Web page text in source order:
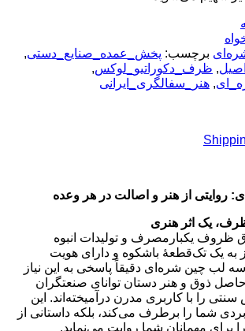
برچسب: پخش_عمده_صنایع_دستی,
, ظرف_دکوراتیو_لوکس,
, هنر_سفالگری_ایرانی
روایتی از هنر و اصالت در هر وعده
یک اثر هنری
ظروف یکبارمصرف و تولیدات انبوه
به یک تک‌قطعۀ باشکوه و دارای هویت
لب چین شره‌ای دقیقاً پاسخی به این نیاز
ذوق و هنر دستان توانای صنعتگران
را با کاربری مدرن درآمیخته‌اند. این
شما را برطرف می‌کند، بلکه داستانی از
برای مهمانان شما روایت می‌نماید.